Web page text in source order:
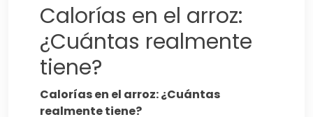
Calorías en el arroz:
¿Cuántas realmente
tiene?
Calorías en el arroz: ¿Cuántas
realmente tiene?